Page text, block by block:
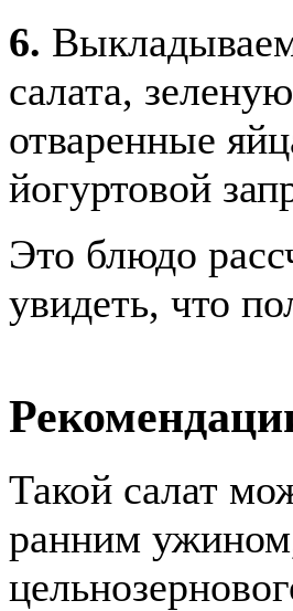
6.
салата,
отваренные
йогуртовой
Это блюдо
увидеть, что
Такой салат
ранним